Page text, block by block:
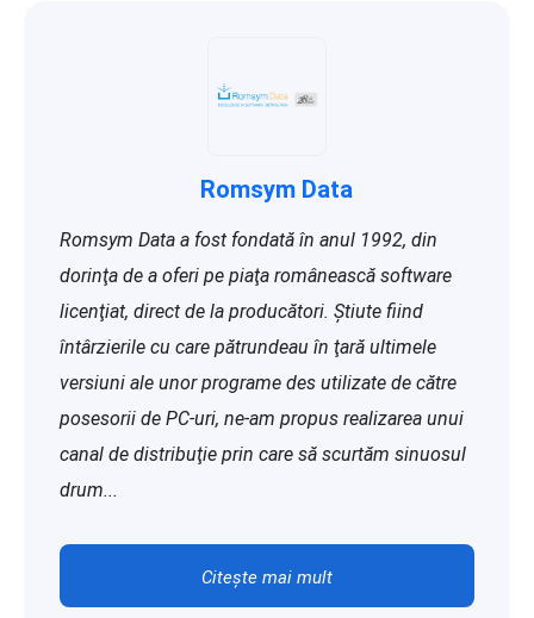
Romsym Data
Romsym Data a fost fondată în anul 1992, din
dorinţa de a oferi pe piaţa românească software
licenţiat, direct de la producători. Ştiute fiind
întârzierile cu care pătrundeau în ţară ultimele
versiuni ale unor programe des utilizate de către
posesorii de PC-uri, ne-am propus realizarea unui
canal de distribuţie prin care să scurtăm sinuosul
drum...
Citește mai mult